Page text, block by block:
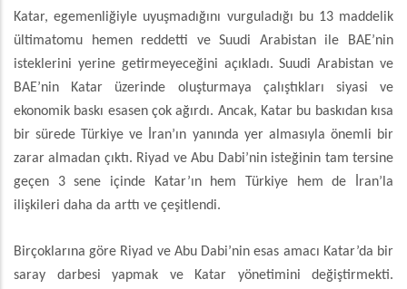
Katar, egemenliğiyle uyuşmadığını vurguladığı bu 13 maddelik
ültimatomu hemen reddetti ve Suudi Arabistan ile BAE’nin
isteklerini yerine getirmeyeceğini açıkladı. Suudi Arabistan ve
BAE’nin Katar üzerinde oluşturmaya çalıştıkları siyasi ve
ekonomik baskı esasen çok ağırdı. Ancak, Katar bu baskıdan kısa
bir sürede Türkiye ve İran’ın yanında yer almasıyla önemli bir
zarar almadan çıktı. Riyad ve Abu Dabi’nin isteğinin tam tersine
geçen 3 sene içinde Katar’ın hem Türkiye hem de İran’la
ilişkileri daha da arttı ve çeşitlendi.
Birçoklarına göre Riyad ve Abu Dabi’nin esas amacı Katar’da bir
saray darbesi yapmak ve Katar yönetimini değiştirmekti.